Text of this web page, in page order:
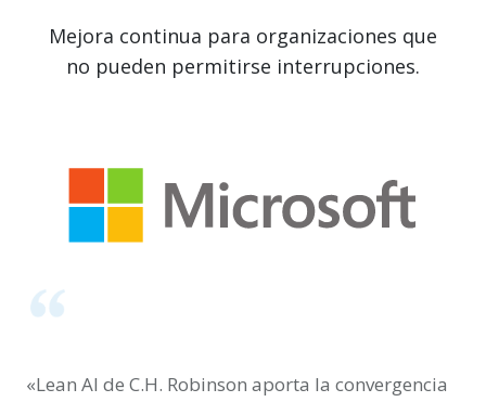
Mejora continua para organizaciones que
no pueden permitirse interrupciones.
«Lean AI de C.H. Robinson aporta la convergencia